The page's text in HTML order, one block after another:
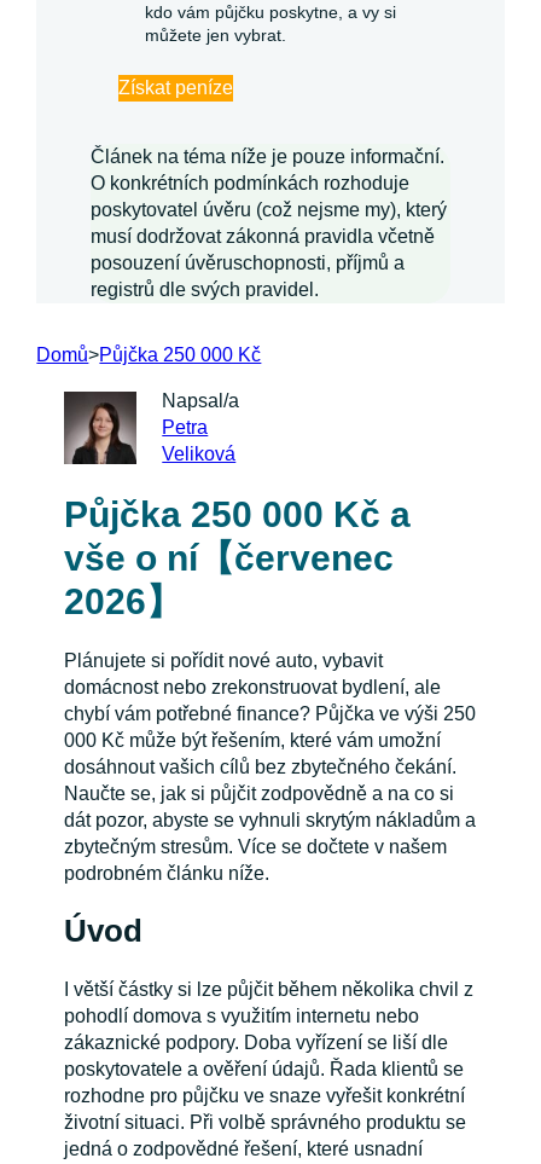
kdo vám půjčku poskytne, a vy si
můžete jen vybrat.
Získat peníze
Článek na téma níže je pouze informační.
O konkrétních podmínkách rozhoduje
poskytovatel úvěru (což nejsme my), který
musí dodržovat zákonná pravidla včetně
posouzení úvěruschopnosti, příjmů a
registrů dle svých pravidel.
Domů>Půjčka 250 000 Kč
Napsal/a
Petra
Veliková
Půjčka 250 000 Kč a
vše o ní【červenec
2026】
Plánujete si pořídit nové auto, vybavit
domácnost nebo zrekonstruovat bydlení, ale
chybí vám potřebné finance? Půjčka ve výši 250
000 Kč může být řešením, které vám umožní
dosáhnout vašich cílů bez zbytečného čekání.
Naučte se, jak si půjčit zodpovědně a na co si
dát pozor, abyste se vyhnuli skrytým nákladům a
zbytečným stresům. Více se dočtete v našem
podrobném článku níže.
Úvod
I větší částky si lze půjčit během několika chvil z
pohodlí domova s využitím internetu nebo
zákaznické podpory. Doba vyřízení se liší dle
poskytovatele a ověření údajů. Řada klientů se
rozhodne pro půjčku ve snaze vyřešit konkrétní
životní situaci. Při volbě správného produktu se
jedná o zodpovědné řešení, které usnadní